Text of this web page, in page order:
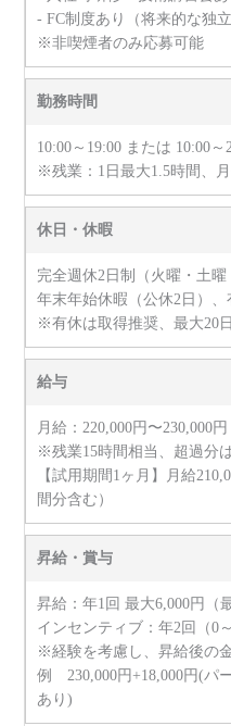
- FC制度あり（将来的な独立
※非喫煙者のみ応募可能
勤務時間
10:00～19:00 または 10:00～
※残業：1日最大1.5時間、
休日・休暇
完全週休2日制（火曜・土
年末年始休暇（公休2日）、
※有休は取得推奨、最大20
給与
月給：220,000円〜230,000
※残業15時間相当、超過分
【試用期間1ヶ月】月給
間分含む）
昇給・賞与
昇給：年1回 最大6,000円（
インセンティブ：年2回（0
※経験を考慮し、昇給後の
例 230,000円+18,000円(パ
あり)